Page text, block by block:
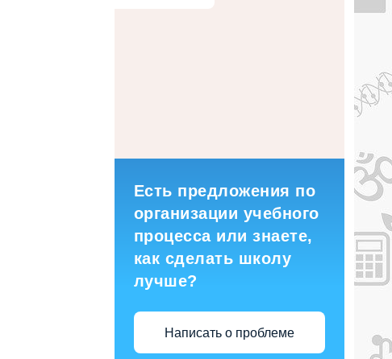
Есть предложения по
организации учебного
процесса или знаете,
как сделать школу
лучше?
Написать о проблеме